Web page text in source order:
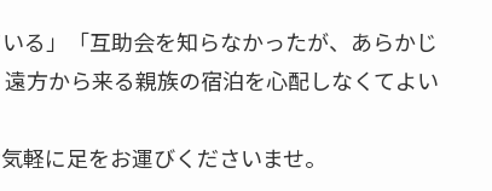
る」「互助会を知らなかったが、あらかじ
方から来る親族の宿泊を心配しなくてよい
軽に足をお運びくださいませ。